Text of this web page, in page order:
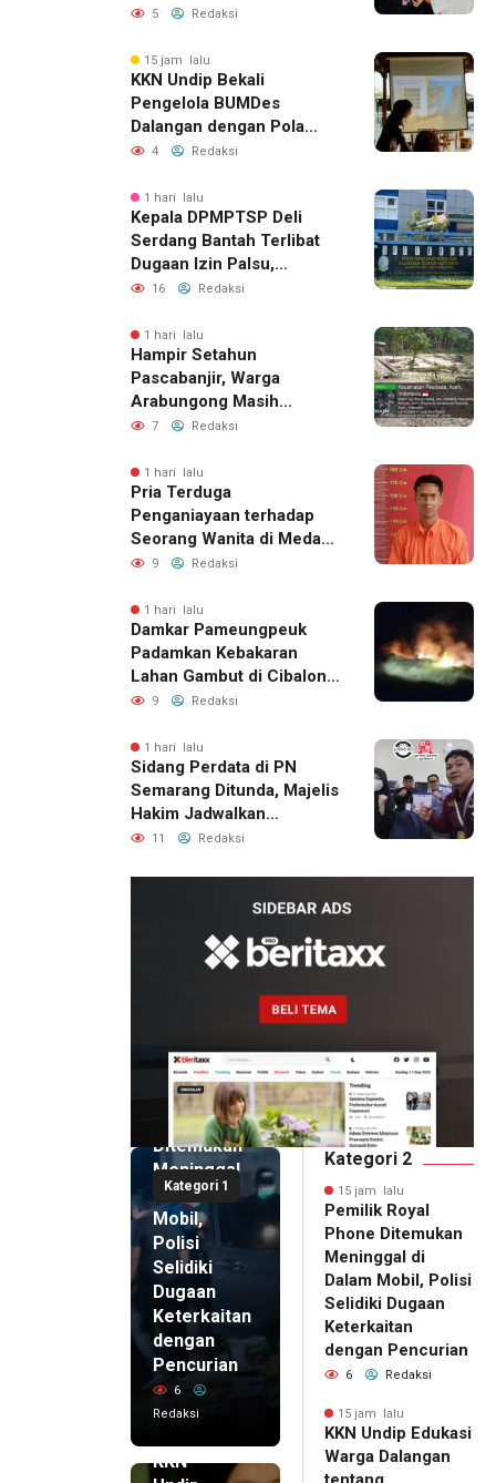
Komunikasi Keluarga
5 Redaksi
15 jam lalu
KKN Undip Bekali
Pengelola BUMDes
Dalangan dengan Pola
Pikir Inovatif
4 Redaksi
1 hari lalu
Kepala DPMPTSP Deli
Serdang Bantah Terlibat
Dugaan Izin Palsu,
Tegaskan Proses
Jalur Resmi
16 Redaksi
1 hari lalu
Hampir Setahun
Pascabanjir, Warga
Arabungong Masih
Menunggu Bantuan
7 Redaksi
1 hari lalu
Pria Terduga
Penganiayaan terhadap
Seorang Wanita di Medan
Ditangkap Polisi
9 Redaksi
1 hari lalu
Damkar Pameungpeuk
Padamkan Kebakaran
Lahan Gambut di Cibalong,
Permukiman Warga
9 Redaksi
1 hari lalu
Sidang Perdata di PN
Semarang Ditunda, Majelis
Hakim Jadwalkan
Pemanggilan Ulang BPR
11 Redaksi
Kategori 1
15 jam lalu
Pemilik
Royal
Phone
Ditemukan
Meninggal
di Dalam
Mobil,
Polisi
Selidiki
Dugaan
Keterkaitan
dengan
Pencurian
6
Redaksi
KKN
Kategori 2
15 jam lalu
Pemilik Royal
Phone Ditemukan
Meninggal di
Dalam Mobil, Polisi
Selidiki Dugaan
Keterkaitan
dengan Pencurian
6 Redaksi
15 jam lalu
KKN Undip Edukasi
Warga Dalangan